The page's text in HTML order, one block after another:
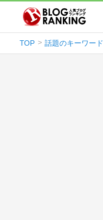
TOP 話題のキーワード